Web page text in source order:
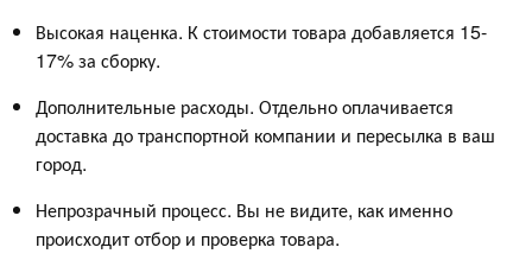
Высокая наценка. К стоимости товара добавляется 15-
17% за сборку.
Дополнительные расходы. Отдельно оплачивается
доставка до транспортной компании и пересылка в ваш
город.
Непрозрачный процесс. Вы не видите, как именно
происходит отбор и проверка товара.